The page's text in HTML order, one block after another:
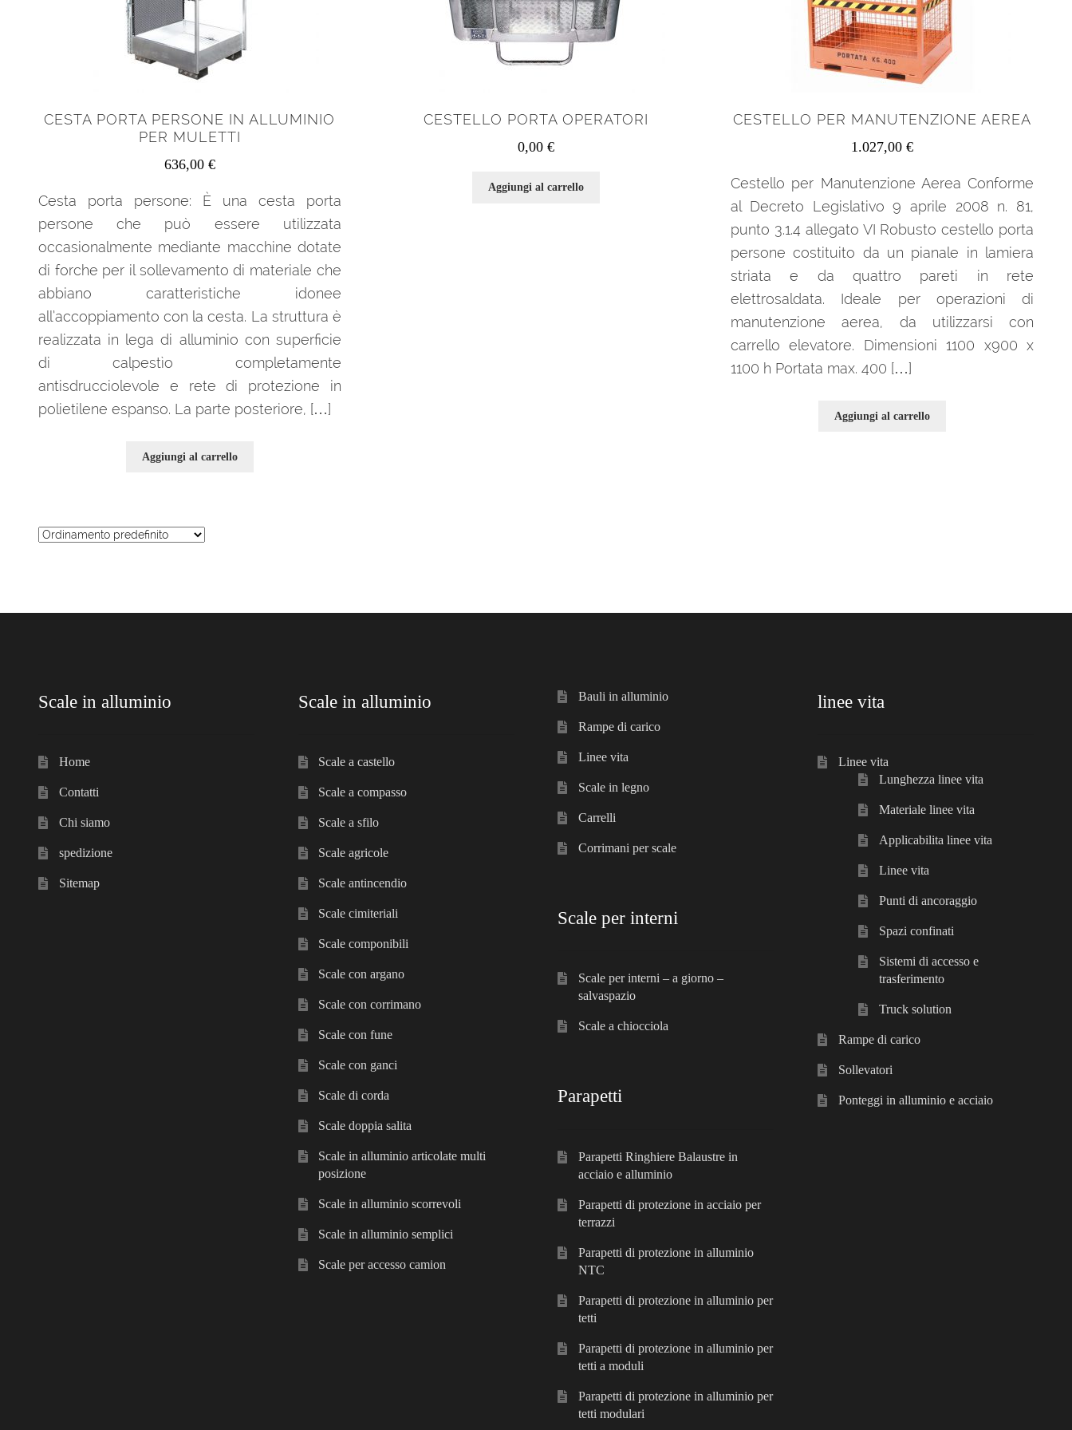
CESTA PORTA PERSONE IN ALLUMINIO
PER MULETTI
636,00 €
Cesta porta persone: È una cesta porta
persone che può essere utilizzata
occasionalmente mediante macchine dotate
di forche per il sollevamento di materiale che
abbiano caratteristiche idonee
all’accoppiamento con la cesta. La struttura è
realizzata in lega di alluminio con superficie
di calpestìo completamente
antisdrucciolevole e rete di protezione in
polietilene espanso. La parte posteriore, […]
Aggiungi al carrello
CESTELLO PORTA OPERATORI
0,00 €
Aggiungi al carrello
CESTELLO PER MANUTENZIONE AEREA
1.027,00€
Cestello per Manutenzione Aerea Conforme
al Decreto Legislativo 9 aprile 2008 n. 81,
punto 3.1.4 allegato VI Robusto cestello porta
persone costituito da un pianale in lamiera
striata e da quattro pareti in rete
elettrosaldata. Ideale per operazioni di
manutenzione aerea, da utilizzarsi con
carrello elevatore. Dimensioni 1100 x900 x
1100 h Portata max. 400 […]
Aggiungi al carrello
Scale in alluminio
Home
Contatti
Chi siamo
spedizione
Sitemap
Scale in alluminio
Scale a castello
Scale a compasso
Scale a sfilo
Scale agricole
Scale antincendio
Scale cimiteriali
Scale componibili
Scale con argano
Scale con corrimano
Scale con fune
Scale con ganci
Scale di corda
Scale doppia salita
Scale in alluminio articolate multi
posizione
Scale in alluminio scorrevoli
Scale in alluminio semplici
Scale per accesso camion
Bauli in alluminio
Rampe di carico
Linee vita
Scale in legno
Carrelli
Corrimani per scale
Scale per interni
Scale per interni – a giorno –
salvaspazio
Scale a chiocciola
Parapetti
Parapetti Ringhiere Balaustre in
acciaio e alluminio
Parapetti di protezione in acciaio per
terrazzi
Parapetti di protezione in alluminio
NTC
Parapetti di protezione in alluminio per
tetti
Parapetti di protezione in alluminio per
tetti a moduli
Parapetti di protezione in alluminio per
tetti modulari
linee vita
Linee vita
Lunghezza linee vita
Materiale linee vita
Applicabilita linee vita
Linee vita
Punti di ancoraggio
Spazi confinati
Sistemi di accesso e
trasferimento
Truck solution
Rampe di carico
Sollevatori
Ponteggi in alluminio e acciaio